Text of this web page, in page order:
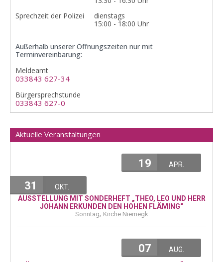
Sprechzeit der Polizei
dienstags
15:00 - 18:00 Uhr
Außerhalb unserer Öffnungszeiten nur mit
Terminvereinbarung:
Meldeamt
033843 627-34
Bürgersprechstunde
033843 627-0
Aktuelle Veranstaltungen
19 APR.
31
OKT.
AUSSTELLUNG MIT SONDERHEFT „THEO, LEO UND HERR
JOHANN ERKUNDEN DEN HOHEN FLÄMING“
Sonntag, Kirche Niemegk
07
AUG.